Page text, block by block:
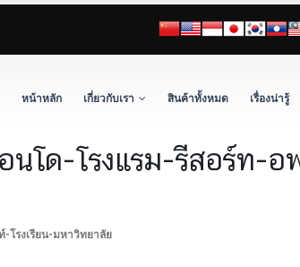
หน้าหลัก เกี่ยวกับเรา สินค้าทั้งหมด เรื่องน่ารู้
นโด-โรงแรม-รีสอร์ท-อ
โรงเรียน-มหาวิทยาลัย